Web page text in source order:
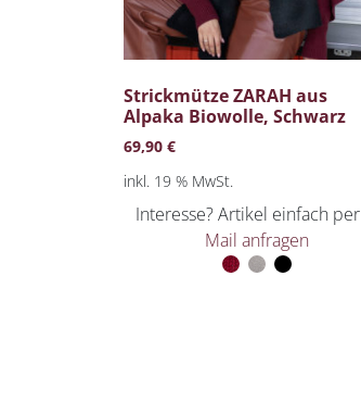
Strickmütze ZARAH aus
Alpaka Biowolle, Schwarz
69,90 €
inkl. 19 % MwSt.
Interesse? Artikel einfach per
Mail anfragen